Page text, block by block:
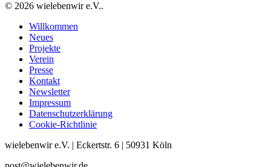
© 2026 wielebenwir e.V..
Willkommen
Neues
Projekte
Verein
Presse
Kontakt
Newsletter
Impressum
Datenschutzerklärung
Cookie-Richtlinie
wielebenwir e.V. | Eckertstr. 6 | 50931 Köln